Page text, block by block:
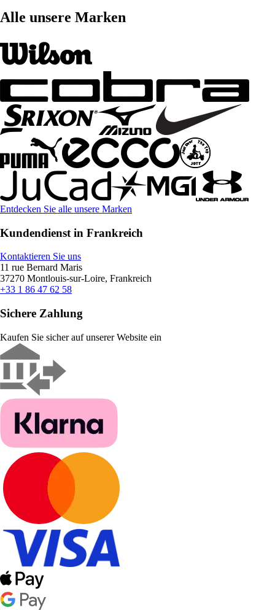
Alle unsere Marken
Entdecken Sie alle unsere Marken
Kundendienst in Frankreich
Kontaktieren Sie uns
11 rue Bernard Maris
37270 Montlouis-sur-Loire, Frankreich
+33 1 86 47 62 58
Sichere Zahlung
Kaufen Sie sicher auf unserer Website ein